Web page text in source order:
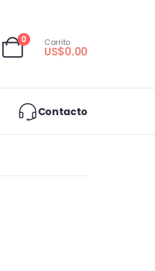
0 Carrito
US$0.00
Contacto